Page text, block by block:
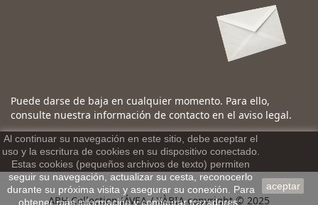
Al continuar su navegación en este sitio, debe aceptar el
uso y la escritura de cookies en su dispositivo conectado.
Estas cookies (pequeños archivos de texto) permiten
seguir su navegación, actualizar su cesta, reconocerlo
durante su próxima visita y asegurar su conexión. Para
obtener más información y configurar trazadores:
aceptar
Puede darse de baja en cualquier momento. Para ello,
consulte nuestra información de contacto en el aviso legal.
ABH Collection JÁVEA / XÀBIA copyright © 2025